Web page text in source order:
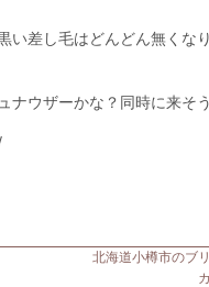
い差し毛はどんどん無くな
ナウザーかな？同時に来そ
北海道小樽市のブ